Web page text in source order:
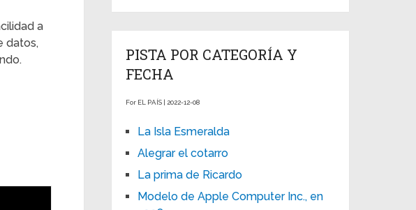
a
datos,
PISTA POR CATEGORÍA Y
FECHA
For EL PAÍS | 2022-12-08
La Isla Esmeralda
Alegrar el cotarro
La prima de Ricardo
Modelo de Apple Computer Inc., en